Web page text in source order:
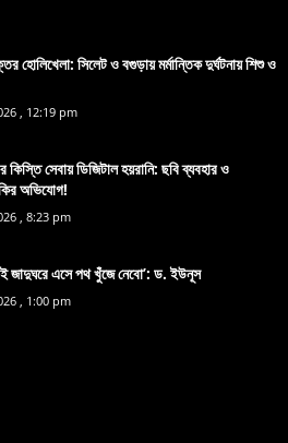
হোলিখেলা: সিলেট ও বগুড়ায় মর্মান্তিক দুর্ঘটনায় শিশু ও
, 12:19 pm
সেবায় ডিজিটাল হয়রানি: ছবি ব্যবহার ও
অভিযোগ!
, 8:23 pm
জাদুঘরে এসে পথ খুঁজে নেবো’: ড. ইউনূস
, 1:00 pm